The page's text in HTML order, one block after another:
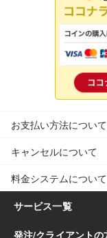
お支払い方法について
キャンセルについて
料金システムについて